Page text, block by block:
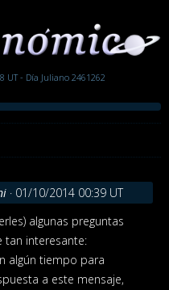
UT - Día Juliano 2461262
· 01/10/2014 00:39 UT
algunas preguntas
tan interesante:
algún tiempo para
a este mensaje,